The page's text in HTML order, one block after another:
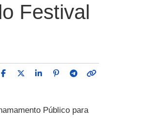
Festival
Público para